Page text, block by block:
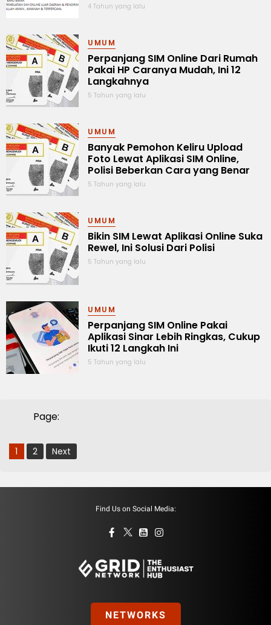
4 Tahun yang lalu
UMUM
Perpanjang SIM Online Dari Rumah
Pakai HP Caranya Mudah, Ini 12
Langkahnya
5 Tahun yang lalu
UMUM
Banyak Pemohon Keliru Upload
Foto Lewat Aplikasi SIM Online,
Polisi Beberkan Cara yang Benar
5 Tahun yang lalu
UMUM
Bikin SIM Lewat Aplikasi Online Suka
Rewel, Ini Solusi Dari Polisi
5 Tahun yang lalu
UMUM
Perpanjang SIM Online Pakai
Aplikasi Sinar Lebih Ringkas, Cukup
Ikuti 12 Langkah Ini
5 Tahun yang lalu
Page:
1 2 Next
Find Us on Social Media:
NETWORKS